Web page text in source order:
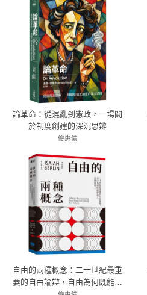
論革命：從混亂到憲政，一場關
於制度創建的深沉思辨
優惠價
自由的兩種概念：二十世紀最重
要的自由論辯，自由為何既能解